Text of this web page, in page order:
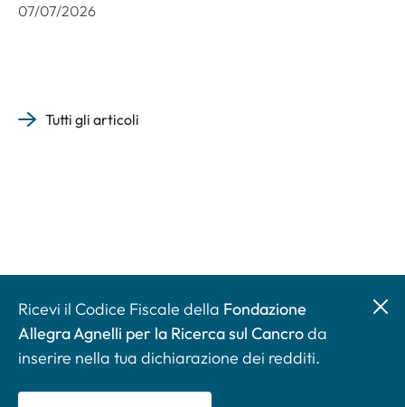
07/07/2026
Tutti gli articoli
Ricevi il Codice Fiscale della Fondazione
Allegra Agnelli per la Ricerca sul Cancroda
inserire nella tua dichiarazione dei redditi.